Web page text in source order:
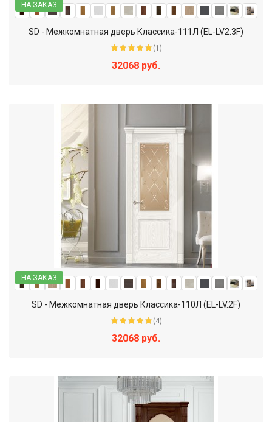
НА ЗАКАЗ
SD - Межкомнатная дверь Классика-111Л (EL-LV2.3F)
(1)
32068 руб.
НА ЗАКАЗ
SD - Межкомнатная дверь Классика-110Л (EL-LV.2F)
(4)
32068 руб.